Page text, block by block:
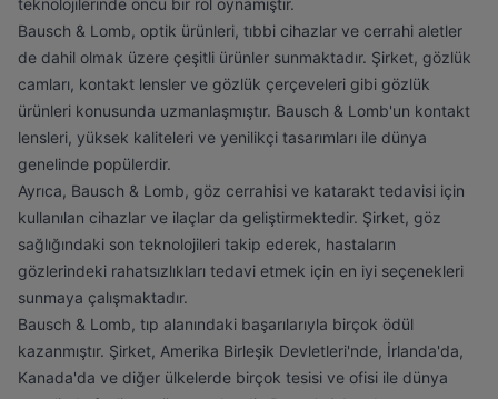
teknolojilerinde öncü bir rol oynamıştır.
Bausch & Lomb, optik ürünleri, tıbbi cihazlar ve cerrahi aletler
de dahil olmak üzere çeşitli ürünler sunmaktadır. Şirket, gözlük
camları, kontakt lensler ve gözlük çerçeveleri gibi gözlük
ürünleri konusunda uzmanlaşmıştır. Bausch & Lomb'un kontakt
lensleri, yüksek kaliteleri ve yenilikçi tasarımları ile dünya
genelinde popülerdir.
Ayrıca, Bausch & Lomb, göz cerrahisi ve katarakt tedavisi için
kullanılan cihazlar ve ilaçlar da geliştirmektedir. Şirket, göz
sağlığındaki son teknolojileri takip ederek, hastaların
gözlerindeki rahatsızlıkları tedavi etmek için en iyi seçenekleri
sunmaya çalışmaktadır.
Bausch & Lomb, tıp alanındaki başarılarıyla birçok ödül
kazanmıştır. Şirket, Amerika Birleşik Devletleri'nde, İrlanda'da,
Kanada'da ve diğer ülkelerde birçok tesisi ve ofisi ile dünya